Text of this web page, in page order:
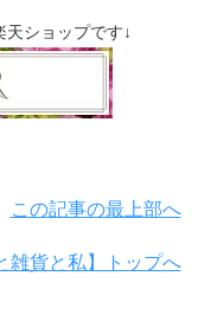
ショップです↓
この記事の最上部へ
雑貨と私】トップへ